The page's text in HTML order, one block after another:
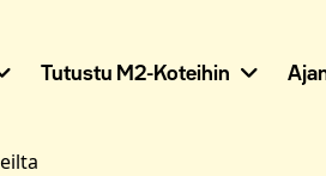
Tutustu M2-Koteihin